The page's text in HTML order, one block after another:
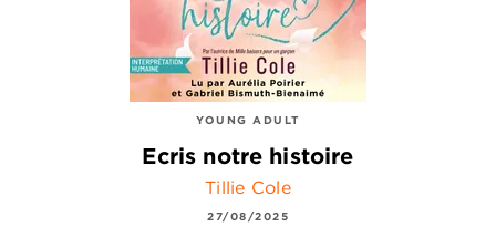
YOUNG ADULT
Ecris notre histoire
Tillie Cole
27/08/2025